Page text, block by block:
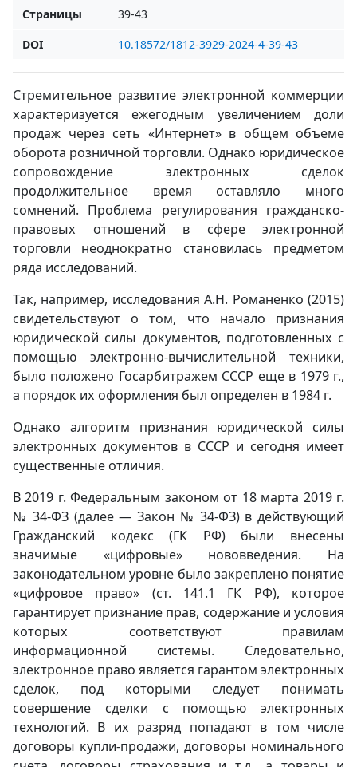
Страницы
39-43
DOI
10.18572/1812-3929-2024-4-39-43
Стремительное развитие электронной коммерции
характеризуется ежегодным увеличением доли
продаж через сеть «Интернет» в общем объеме
оборота розничной торговли. Однако юридическое
сопровождение электронных сделок
продолжительное время оставляло много
сомнений. Проблема регулирования гражданско-
правовых отношений в сфере электронной
торговли неоднократно становилась предметом
ряда исследований.
Так, например, исследования А.Н. Романенко (2015)
свидетельствуют о том, что начало признания
юридической силы документов, подготовленных с
помощью электронно-вычислительной техники,
было положено Госарбитражем СССР еще в 1979 г.,
а порядок их оформления был определен в 1984 г.
Однако алгоритм признания юридической силы
электронных документов в СССР и сегодня имеет
существенные отличия.
В 2019 г. Федеральным законом от 18 марта 2019 г.
№ 34-ФЗ (далее — Закон № 34-ФЗ) в действующий
Гражданский кодекс (ГК РФ) были внесены
значимые «цифровые» нововведения. На
законодательном уровне было закреплено понятие
«цифровое право» (ст. 141.1 ГК РФ), которое
гарантирует признание прав, содержание и условия
которых соответствуют правилам
информационной системы. Следовательно,
электронное право является гарантом электронных
сделок, под которыми следует понимать
совершение сделки с помощью электронных
технологий. В их разряд попадают в том числе
договоры купли-продажи, договоры номинального